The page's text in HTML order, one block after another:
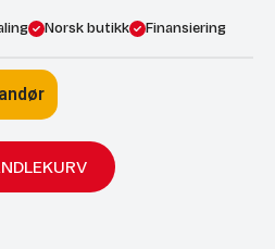
Norsk butikk Finansiering